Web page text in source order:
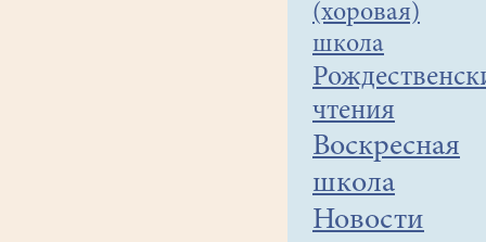
(хоровая)
школа
чтения
Воскресная
школа
Новости